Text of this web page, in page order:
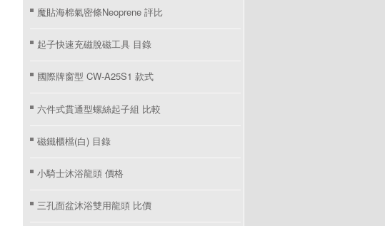
魔貼海棉氣密條Neoprene 評比
起子快速充磁脫磁工具 目錄
國際牌窗型 CW-A25S1 款式
六件式貫通型螺絲起子組 比較
磁鐵櫃檔(白) 目錄
小騎士沐浴龍頭 價格
三孔面盆沐浴雙用龍頭 比價